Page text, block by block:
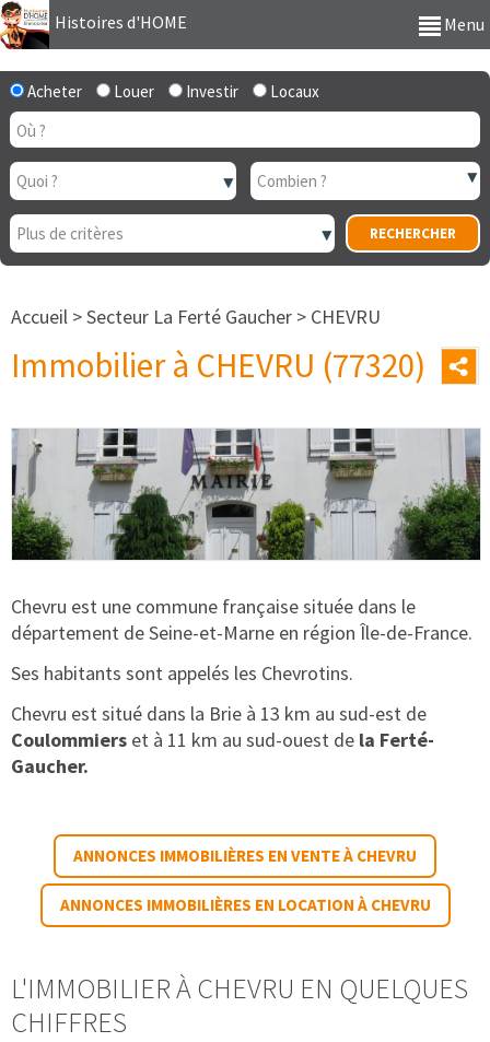
Histoires d'HOME Menu
Acheter Louer Investir Locaux
Accueil >Secteur La Ferté Gaucher > CHEVRU
Immobilier à CHEVRU (77320)
Chevru est une commune française située dans le
département de Seine-et-Marne en région Île-de-France.
Ses habitants sont appelés les Chevrotins.
Chevru est situé dans la Brie à 13 km au sud-est de
Coulommiers et à 11 km au sud-ouest de la Ferté-
Gaucher.
ANNONCES IMMOBILIÈRES EN VENTE À CHEVRU
ANNONCES IMMOBILIÈRES EN LOCATION À CHEVRU
L'IMMOBILIER À CHEVRU EN QUELQUES
CHIFFRES